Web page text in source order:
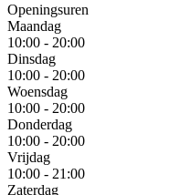
Openingsuren
Maandag
10:00 - 20:00
Dinsdag
10:00 - 20:00
Woensdag
10:00 - 20:00
Donderdag
10:00 - 20:00
Vrijdag
10:00 - 21:00
Zaterdag